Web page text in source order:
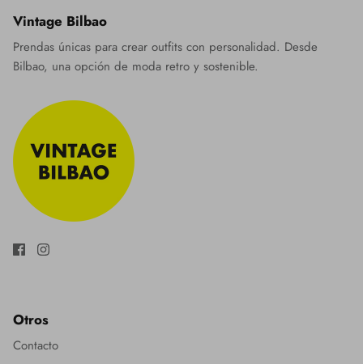
Vintage Bilbao
Prendas únicas para crear outfits con personalidad. Desde
Bilbao, una opción de moda retro y sostenible.
Otros
Contacto